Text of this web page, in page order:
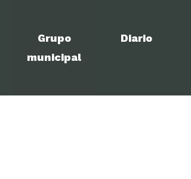
Grupo
municipal
Diario